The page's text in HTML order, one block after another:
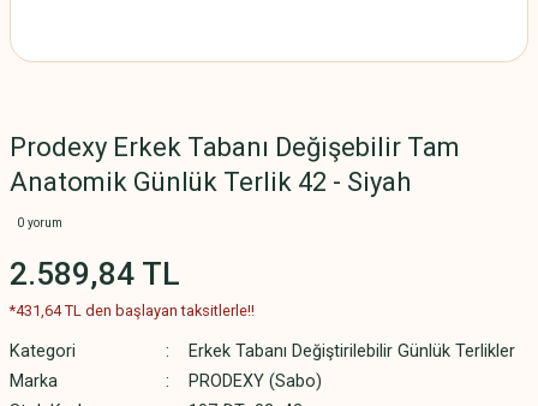
Prodexy Erkek Tabanı Değişebilir Tam
Anatomik Günlük Terlik 42 - Siyah
0 yorum
2.589,84 TL
*431,64 TL den başlayan taksitlerle!!
Kategori
Erkek Tabanı Değiştirilebilir Günlük Terlikler
Marka
PRODEXY (Sabo)